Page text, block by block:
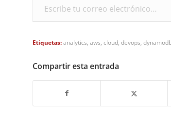
Etiquetas:analytics, aws, cloud, devops,
Compartir esta entrada